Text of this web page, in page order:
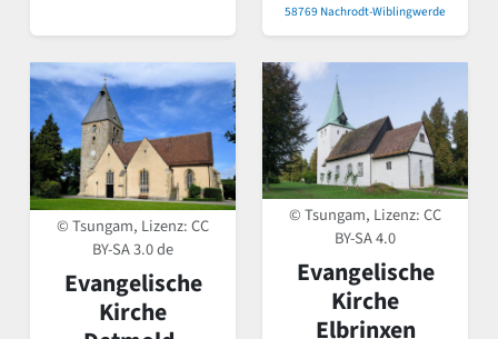
58769 Nachrodt-Wiblingwerde
© Tsungam, Lizenz:CC
BY-SA 3.0 de
Evangelische
Kirche
© Tsungam, Lizenz:CC
BY-SA 4.0
Evangelische
Kirche
Elbrinxen